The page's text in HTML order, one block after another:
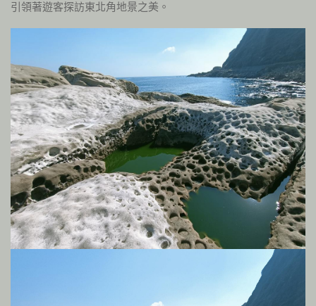
引領著遊客探訪東北角地景之美。